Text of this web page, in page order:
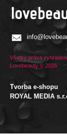
Všetky práva
Lovebeauty © 2026
Tvorba e-shopu:
ROYAL MEDIA